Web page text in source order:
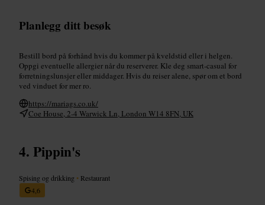
Planlegg ditt besøk
Bestill bord på forhånd hvis du kommer på kveldstid eller i helgen.
Oppgi eventuelle allergier når du reserverer. Kle deg smart-casual for
forretningslunsjer eller middager. Hvis du reiser alene, spør om et bord
ved vinduet for mer ro.
https://mariags.co.uk/
Coe House, 2-4 Warwick Ln, London W14 8FN, UK
Pippin's
Spising og drikking • Restaurant
4,6